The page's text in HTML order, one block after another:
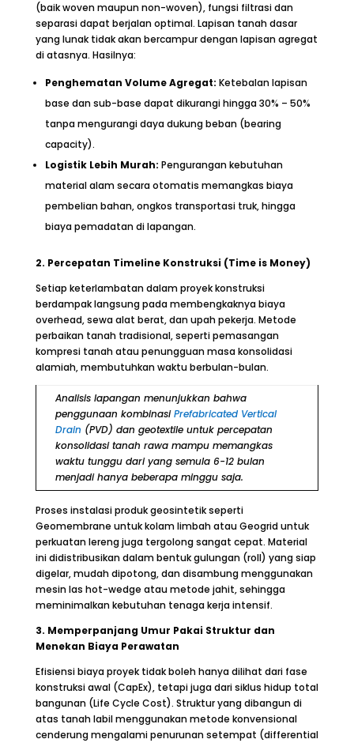
(baik woven maupun non-woven), fungsi filtrasi dan
separasi dapat berjalan optimal. Lapisan tanah dasar
yang lunak tidak akan bercampur dengan lapisan agregat
di atasnya. Hasilnya:
Penghematan Volume Agregat: Ketebalan lapisan
base dan sub-base dapat dikurangi hingga 30% – 50%
tanpa mengurangi daya dukung beban (bearing
capacity).
Logistik Lebih Murah: Pengurangan kebutuhan
material alam secara otomatis memangkas biaya
pembelian bahan, ongkos transportasi truk, hingga
biaya pemadatan di lapangan.
2. Percepatan Timeline Konstruksi (Time is Money)
Setiap keterlambatan dalam proyek konstruksi
berdampak langsung pada membengkaknya biaya
overhead, sewa alat berat, dan upah pekerja. Metode
perbaikan tanah tradisional, seperti pemasangan
kompresi tanah atau penungguan masa konsolidasi
alamiah, membutuhkan waktu berbulan-bulan.
Analisis lapangan menunjukkan bahwa
penggunaan kombinasiPrefabricated Vertical
Drain (PVD) dan geotextile untuk percepatan
konsolidasi tanah rawa mampu memangkas
waktu tunggu dari yang semula 6-12 bulan
menjadi hanya beberapa minggu saja.
Proses instalasi produk geosintetik seperti
Geomembrane untuk kolam limbah atau Geogrid untuk
perkuatan lereng juga tergolong sangat cepat. Material
ini didistribusikan dalam bentuk gulungan (roll) yang siap
digelar, mudah dipotong, dan disambung menggunakan
mesin las hot-wedge atau metode jahit, sehingga
meminimalkan kebutuhan tenaga kerja intensif.
3. Memperpanjang Umur Pakai Struktur dan
Menekan Biaya Perawatan
Efisiensi biaya proyek tidak boleh hanya dilihat dari fase
konstruksi awal (CapEx), tetapi juga dari siklus hidup total
bangunan (Life Cycle Cost). Struktur yang dibangun di
atas tanah labil menggunakan metode konvensional
cenderung mengalami penurunan setempat (differential